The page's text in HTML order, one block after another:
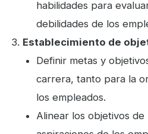
habilidades para
debilidades de los
Establecimiento de
Definir metas y
carrera, tanto para la
los empleados.
Alinear los objetivos